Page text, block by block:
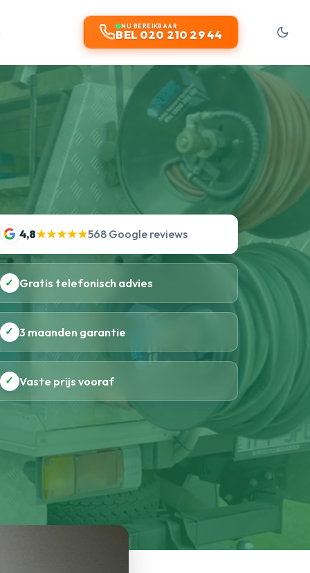
NU BEREIKBAAR
BEL 020 210 29 44
4,8★★★★★568 Google reviews
✓ Gratis telefonisch advies
✓ 3 maanden garantie
✓ Vaste prijs vooraf